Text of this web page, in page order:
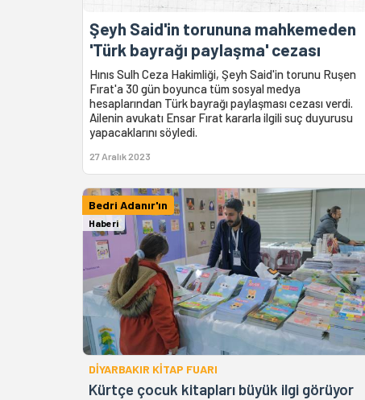
Şeyh Said'in torununa mahkemeden
'Türk bayrağı paylaşma' cezası
Hınıs Sulh Ceza Hakimliği, Şeyh Said'in torunu Ruşen
Fırat'a 30 gün boyunca tüm sosyal medya
hesaplarından Türk bayrağı paylaşması cezası verdi.
Ailenin avukatı Ensar Fırat kararla ilgili suç duyurusu
yapacaklarını söyledi.
27 Aralık 2023
Bedri Adanır'ın
Haberi
DİYARBAKIR KİTAP FUARI
Kürtçe çocuk kitapları büyük ilgi görüyor